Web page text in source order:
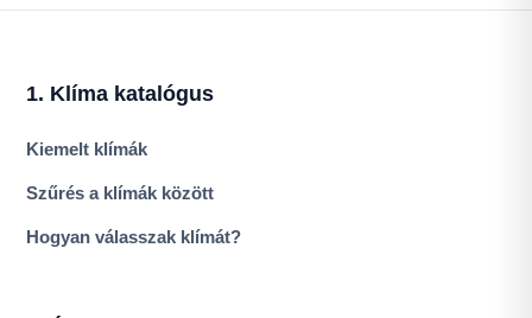
1. Klíma katalógus
Kiemelt klímák
Szűrés a klímák között
Hogyan válasszak klímát?